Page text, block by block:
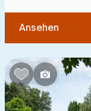
Ansehen